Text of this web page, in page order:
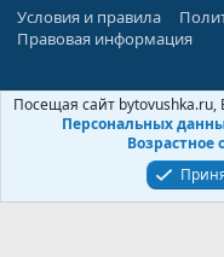
Условия и правила
Правовая информация
При
©
Посещая сайт bytovushka.ru,
Персональных
Возрастное